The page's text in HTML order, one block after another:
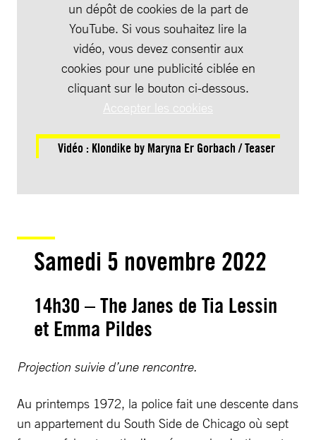
un dépôt de cookies de la part de
YouTube. Si vous souhaitez lire la
vidéo, vous devez consentir aux
cookies pour une publicité ciblée en
cliquant sur le bouton ci-dessous.
Accepter les cookies
Vidéo : Klondike by Maryna Er Gorbach / Teaser
Samedi 5 novembre 2022
14h30 – The Janes de Tia Lessin
et Emma Pildes
Projection suivie d’une rencontre.
Au printemps 1972, la police fait une descente dans
un appartement du South Side de Chicago où sept